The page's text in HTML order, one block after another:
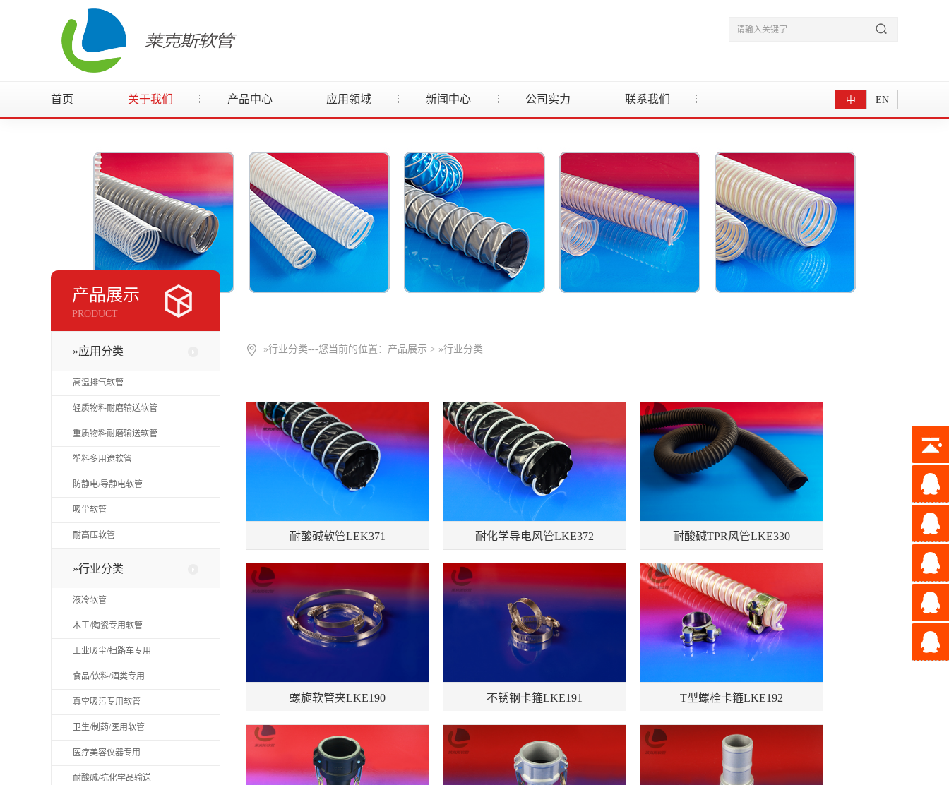
中 EN
首页 关于我们 产品中心 应用领域 新闻中心 公司实力 联系我们
产品展示
PRODUCT
»应用分类
高温排气软管
轻质物料耐磨输送软管
重质物料耐磨输送软管
塑料多用途软管
防静电/导静电软管
吸尘软管
耐高压软管
»行业分类
液冷软管
木工/陶瓷专用软管
工业吸尘/扫路车专用
食品/饮料/酒类专用
真空吸污专用软管
卫生/制药/医用软管
医疗美容仪器专用
耐酸碱/抗化学品输送
»行业分类---您当前的位置： 产品展示 > »行业分类
耐酸碱软管LEK371 耐化学导电风管LKE372 耐酸碱TPR风管LKE330
螺旋软管夹LKE190 不锈钢卡箍LKE191 T型螺栓卡箍LKE192